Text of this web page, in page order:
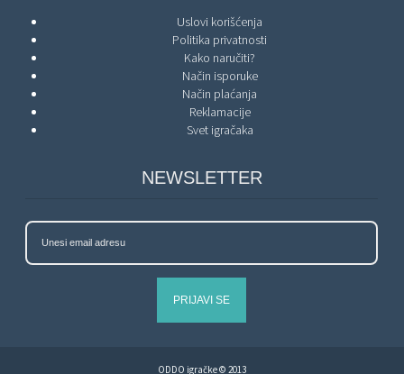
Uslovi korišćenja
Politika privatnosti
Kako naručiti?
Način isporuke
Način plaćanja
Reklamacije
Svet igračaka
NEWSLETTER
PRIJAVI SE
ODDO igračke © 2013